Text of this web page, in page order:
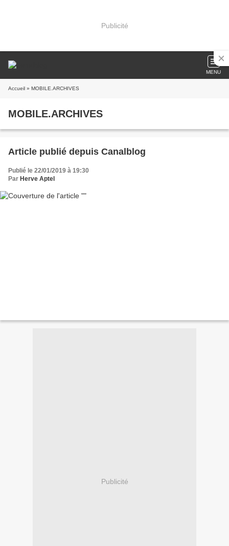
Publicité
MENU
Accueil » MOBILE.ARCHIVES
MOBILE.ARCHIVES
Article publié depuis Canalblog
Publié le 22/01/2019 à 19:30
Par Herve Aptel
Publicité